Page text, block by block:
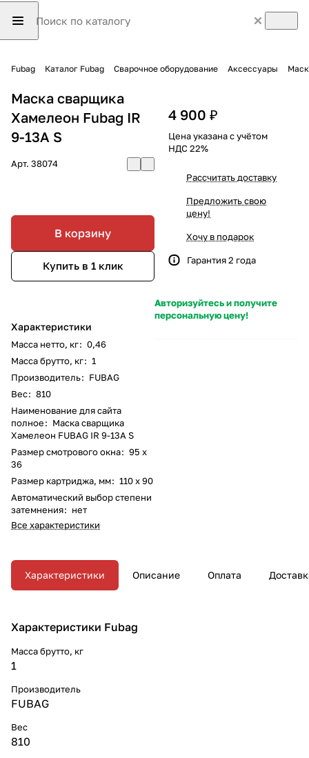
Fubag Каталог Fubag Сварочное оборудование Аксессуары
Маска сварщика
Хамелеон Fubag IR
9-13A S
Арт. 38074
В корзину
Купить в 1 клик
Характеристики
Масса нетто, кг: 0,46
Масса брутто, кг: 1
Производитель: FUBAG
Вес: 810
Наименование для сайта
полное: Маска сварщика
Хамелеон FUBAG IR 9-13A S
Размер смотрового окна: 95 х
36
Размер картриджа, мм: 110 х 90
Автоматический выбор степени
затемнения: нет
Все характеристики
4 900 ₽
Цена указана с учётом
НДС 22%
Рассчитать доставку
Предложить свою
цену!
Хочу в подарок
Гарантия 2 года
Авторизуйтесь и получите
персональную цену!
Характеристики Описание Оплата
Характеристики Fubag
Масса брутто, кг
1
Производитель
FUBAG
Вес
810